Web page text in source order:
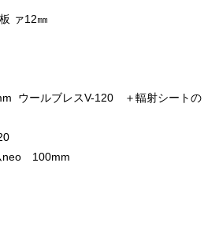
ァ12㎜
ウールブレスV-120 ＋輻射シートの
100mm